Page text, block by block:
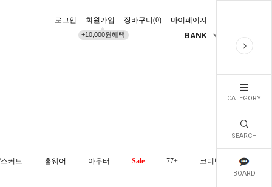
CATEGORY
SEARCH
BOARD
로그인 회원가입
+10,000원혜택
장바구니(0) 마이페이지
BANK
커트 홈웨어 아우터 Sale 77+ 코디템 오늘발송